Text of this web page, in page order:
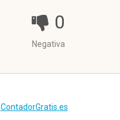
0
Negativa
ContadorGratis.es